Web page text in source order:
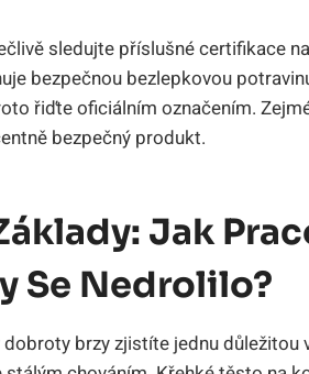
sledujte příslušné certifikace
bezpečnou bezlepkovou
řiďte oficiálním označením.
bezpečný produkt.
Jak
Se Nedrolilo?
brzy zjistíte jednu